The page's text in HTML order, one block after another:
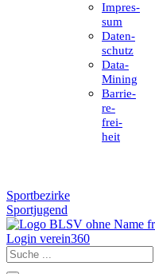
Impres­
sum
Daten­
schutz
Data-
Mining
Barrie­
re­
frei­
heit
Sportbezirke
Sportjugend
Login verein360
Search
...